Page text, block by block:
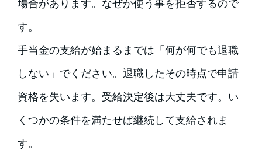
場合があります。なぜか使う事を拒否するので
す。
手当金の支給が始まるまでは「何が何でも退職
しない」でください。退職したその時点で申請
資格を失います。受給決定後は大丈夫です。い
くつかの条件を満たせば継続して支給されま
す。